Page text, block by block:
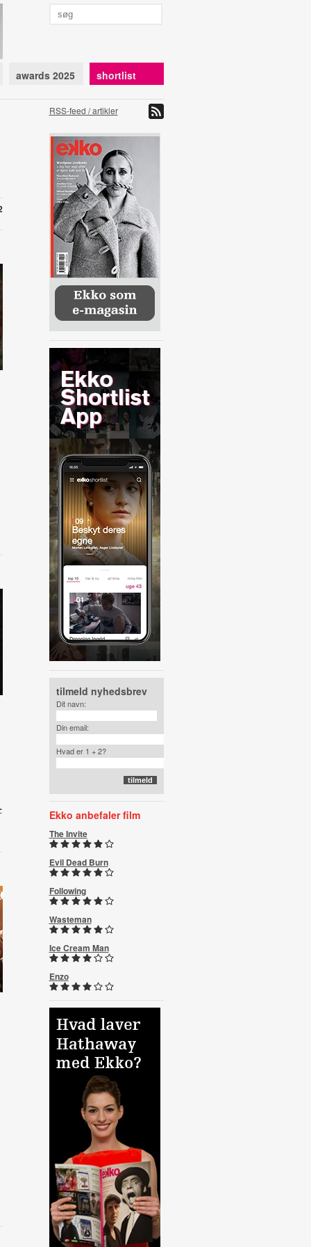
awards 2025 shortlist
RSS-feed / artikler
tilmeld nyhedsbrev
Dit navn:
Din email:
Hvad er 1 + 2?
Ekko anbefaler film
The Invite
Evil Dead Burn
Following
Wasteman
Ice Cream Man
Enzo